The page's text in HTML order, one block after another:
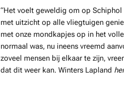
“Het voelt geweldig om op
met uitzicht op alle vliegtuigen
met onze mondkapjes op in het
normaal was, nu ineens vreemd
zoveel mensen bij elkaar te zijn,
dat dit weer kan. Winters Lapland